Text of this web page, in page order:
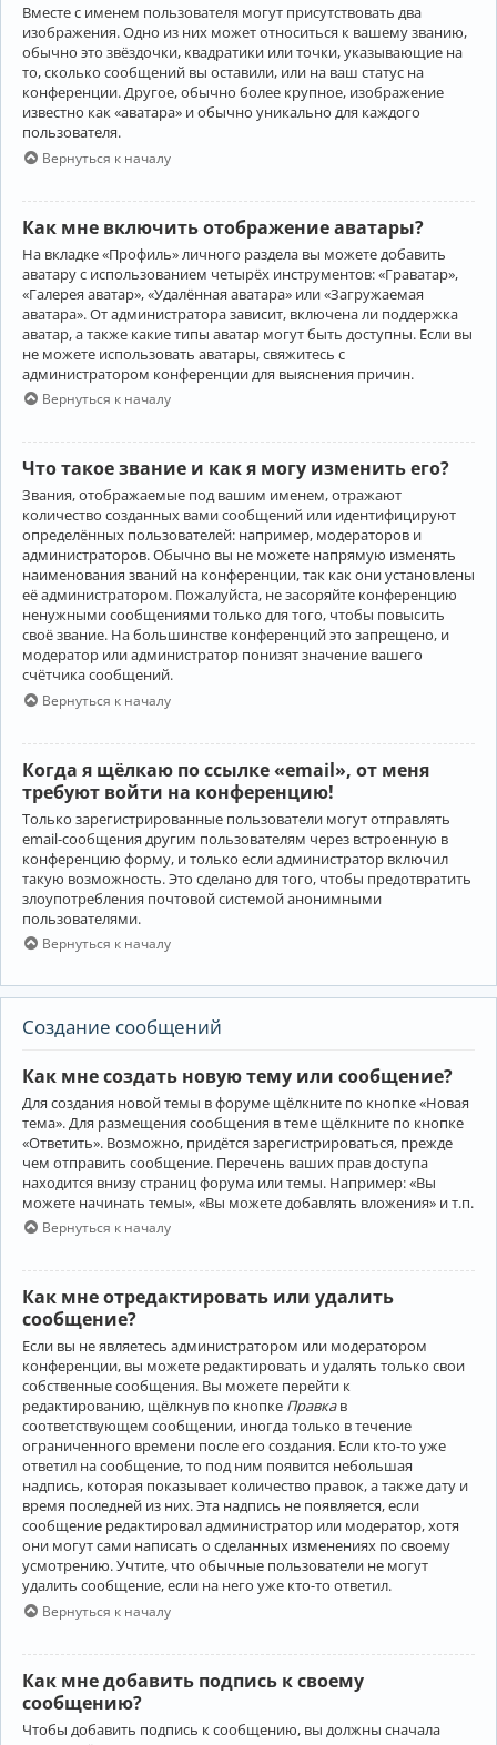
Вместе с именем пользователя могут присутствовать два
изображения. Одно из них может относиться к вашему званию,
обычно это звёздочки, квадратики или точки, указывающие на
то, сколько сообщений вы оставили, или на ваш статус на
конференции. Другое, обычно более крупное, изображение
известно как «аватара» и обычно уникально для каждого
пользователя.
Вернуться к началу
Как мне включить отображение аватары?
На вкладке «Профиль» личного раздела вы можете добавить
аватару с использованием четырёх инструментов: «Граватар»,
«Галерея аватар», «Удалённая аватара» или «Загружаемая
аватара». От администратора зависит, включена ли поддержка
аватар, а также какие типы аватар могут быть доступны. Если вы
не можете использовать аватары, свяжитесь с
администратором конференции для выяснения причин.
Вернуться к началу
Что такое звание и как я могу изменить его?
Звания, отображаемые под вашим именем, отражают
количество созданных вами сообщений или идентифицируют
определённых пользователей: например, модераторов и
администраторов. Обычно вы не можете напрямую изменять
наименования званий на конференции, так как они установлены
её администратором. Пожалуйста, не засоряйте конференцию
ненужными сообщениями только для того, чтобы повысить
своё звание. На большинстве конференций это запрещено, и
модератор или администратор понизят значение вашего
счётчика сообщений.
Вернуться к началу
Когда я щёлкаю по ссылке «email», от меня
требуют войти на конференцию!
Только зарегистрированные пользователи могут отправлять
email-сообщения другим пользователям через встроенную в
конференцию форму, и только если администратор включил
такую возможность. Это сделано для того, чтобы предотвратить
злоупотребления почтовой системой анонимными
пользователями.
Вернуться к началу
Создание сообщений
Как мне создать новую тему или сообщение?
Для создания новой темы в форуме щёлкните по кнопке «Новая
тема». Для размещения сообщения в теме щёлкните по кнопке
«Ответить». Возможно, придётся зарегистрироваться, прежде
чем отправить сообщение. Перечень ваших прав доступа
находится внизу страниц форума или темы. Например: «Вы
можете начинать темы», «Вы можете добавлять вложения» и т.п.
Вернуться к началу
Как мне отредактировать или удалить
сообщение?
Если вы не являетесь администратором или модератором
конференции, вы можете редактировать и удалять только свои
собственные сообщения. Вы можете перейти к
редактированию, щёлкнув по кнопке Правкав
соответствующем сообщении, иногда только в течение
ограниченного времени после его создания. Если кто-то уже
ответил на сообщение, то под ним появится небольшая
надпись, которая показывает количество правок, а также дату и
время последней из них. Эта надпись не появляется, если
сообщение редактировал администратор или модератор, хотя
они могут сами написать о сделанных изменениях по своему
усмотрению. Учтите, что обычные пользователи не могут
удалить сообщение, если на него уже кто-то ответил.
Вернуться к началу
Как мне добавить подпись к своему
сообщению?
Чтобы добавить подпись к сообщению, вы должны сначала